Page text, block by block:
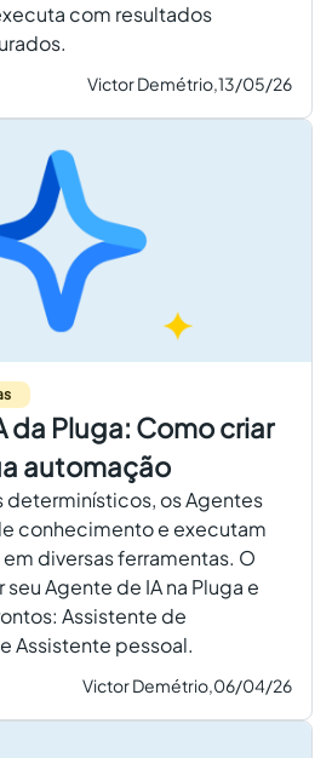
com resultados
Victor Demétrio,13/05/26
da Pluga: Como criar
automação
determinísticos, os Agentes
conhecimento e executam
diversas ferramentas. O
Agente de IA na Pluga e
Assistente de
Assistente pessoal.
Victor Demétrio,06/04/26